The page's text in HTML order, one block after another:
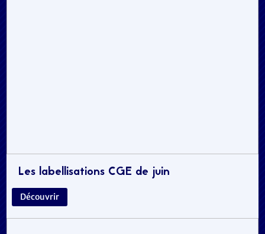
Les labellisations CGE de juin
Découvrir